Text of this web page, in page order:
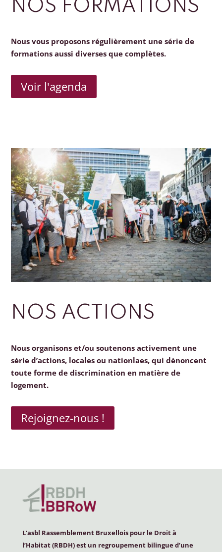
NOS FORMATIONS
Nous vous proposons régulièrement une série de
formations aussi diverses que complètes.
Voir l'agenda
NOS ACTIONS
Nous organisons et/ou soutenons activement une
série d’actions, locales ou nationlaes, qui dénoncent
toute forme de discrimination en matière de
logement.
Rejoignez-nous !
L’asbl Rassemblement Bruxellois pour le Droit à
l’Habitat (RBDH) est un regroupement bilingue d’une